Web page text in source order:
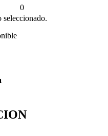
0
seleccionado.